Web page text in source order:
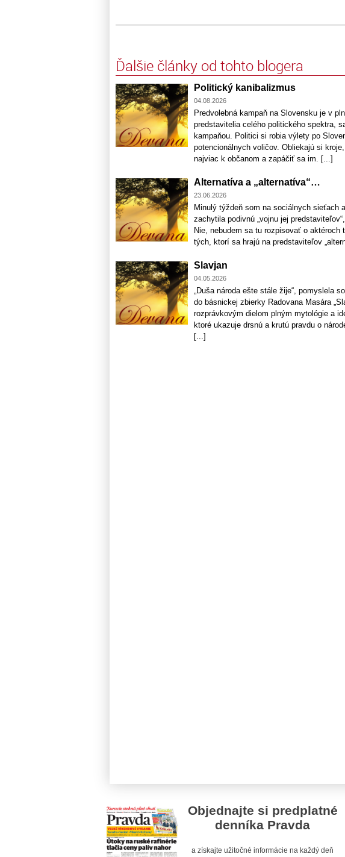
Ďalšie články od tohto blogera
Politický kanibalizmus
04.08.2026
Predvolebná kampaň na Slovensku je v
predstavitelia celého politického spektra,
kampaňou. Politici si robia výlety po
potencionálnych voličov. Obliekajú si
najviac k občanom a zapáčiť sa im. [...]
Alternatíva a „alternatíva“…
23.06.2026
Minulý týždeň som na sociálnych sieťach
zachytila podivnú „vojnu jej
Nie, nebudem sa tu rozpisovať o aktéroch
tých, ktorí sa hrajú na predstaviteľov
Slavjan
04.05.2026
„Duša národa ešte stále žije“, pomyslela
do básnickej zbierky Radovana Masára
rozprávkovým dielom plným mytológie a
ktoré ukazuje drsnú a krutú pravdu o
[...]
Objednajte si predplatné
denníka Pravda
a získajte užitočné informácie na každý deň